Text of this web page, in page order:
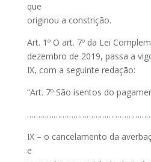
que
originou a constrição.
Art. 1º O art. 7º da Lei
dezembro de 2019, passa a
IX, com a seguinte redação:
“Art. 7º São isentos do
IX – o cancelamento da
e